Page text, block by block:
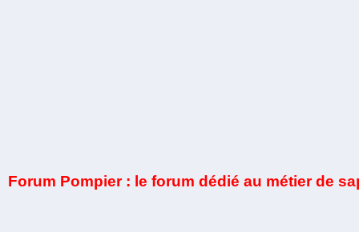
Forum Pompier : le forum dédié au métier de